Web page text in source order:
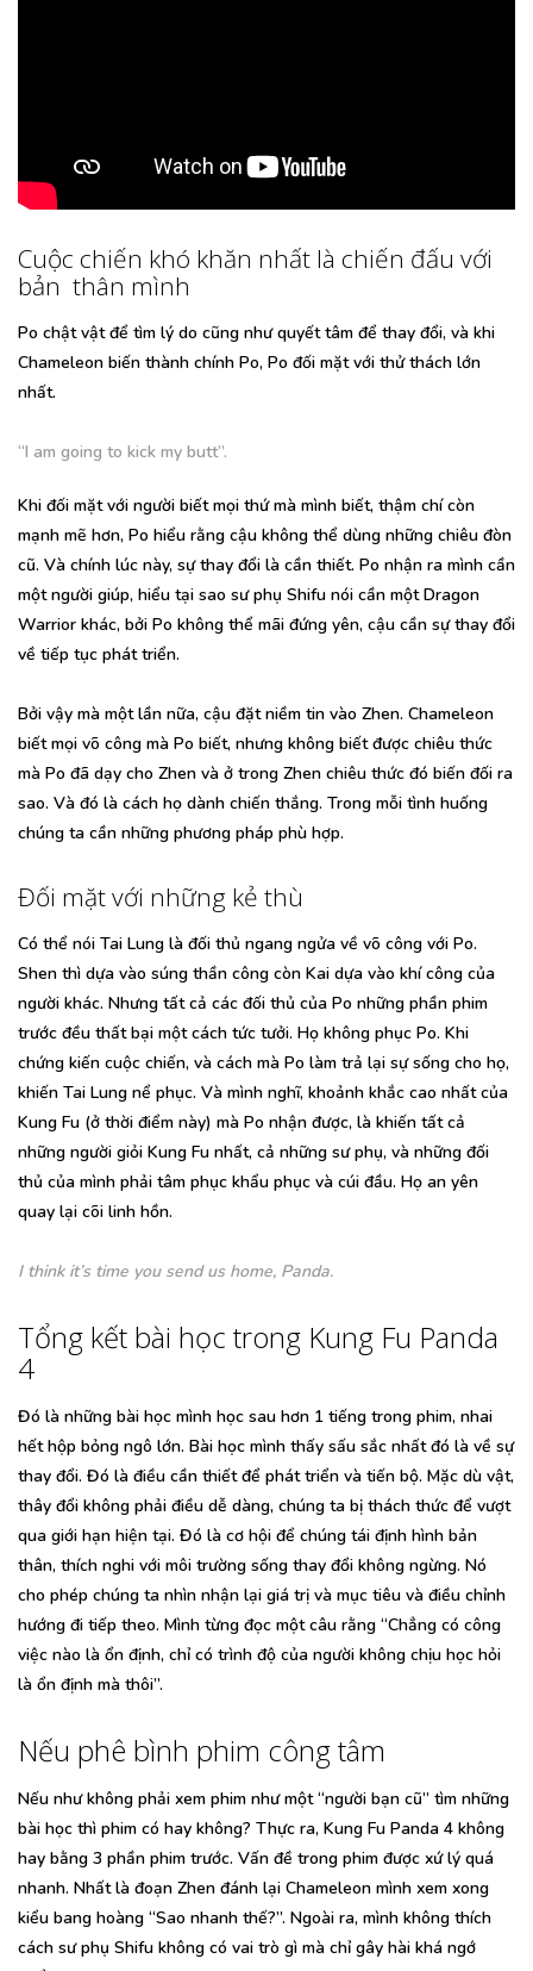
Cuộc chiến khó khăn nhất là chiến đấu với
bản thân mình
Po chật vật để tìm lý do cũng như quyết tâm để thay đổi, và khi
Chameleon biến thành chính Po, Po đối mặt với thử thách lớn
nhất.
“I am going to kick my butt”.
Khi đối mặt với người biết mọi thứ mà mình biết, thậm chí còn
mạnh mẽ hơn, Po hiểu rằng cậu không thể dùng những chiêu đòn
cũ. Và chính lúc này, sự thay đổi là cần thiết. Po nhận ra mình cần
một người giúp, hiểu tại sao sư phụ Shifu nói cần một Dragon
Warrior khác, bởi Po không thể mãi đứng yên, cậu cần sự thay đổi
về tiếp tục phát triển.
Bởi vậy mà một lần nữa, cậu đặt niềm tin vào Zhen. Chameleon
biết mọi võ công mà Po biết, nhưng không biết được chiêu thức
mà Po đã dạy cho Zhen và ở trong Zhen chiêu thức đó biến đối ra
sao. Và đó là cách họ dành chiến thắng. Trong mỗi tình huống
chúng ta cần những phương pháp phù hợp.
Đối mặt với những kẻ thù
Có thể nói Tai Lung là đối thủ ngang ngửa về võ công với Po.
Shen thì dựa vào súng thần công còn Kai dựa vào khí công của
người khác. Nhưng tất cả các đối thủ của Po những phần phim
trước đều thất bại một cách tức tưởi. Họ không phục Po. Khi
chứng kiến cuộc chiến, và cách mà Po làm trả lại sự sống cho họ,
khiến Tai Lung nể phục. Và mình nghĩ, khoảnh khắc cao nhất của
Kung Fu (ở thời điểm này) mà Po nhận được, là khiến tất cả
những người giỏi Kung Fu nhất, cả những sư phụ, và những đối
thủ của mình phải tâm phục khẩu phục và cúi đầu. Họ an yên
quay lại cõi linh hồn.
I think it’s time you send us home, Panda.
Tổng kết bài học trong Kung Fu Panda
4
Đó là những bài học mình học sau hơn 1 tiếng trong phim, nhai
hết hộp bỏng ngô lớn. Bài học mình thấy sấu sắc nhất đó là về sự
thay đổi. Đó là điều cần thiết để phát triển và tiến bộ. Mặc dù vật,
thây đổi không phải điều dễ dàng, chúng ta bị thách thức để vượt
qua giới hạn hiện tại. Đó là cơ hội để chúng tái định hình bản
thân, thích nghi với môi trường sống thay đổi không ngừng. Nó
cho phép chúng ta nhìn nhận lại giá trị và mục tiêu và điều chỉnh
hướng đi tiếp theo. Mình từng đọc một câu rằng “Chẳng có công
việc nào là ổn định, chỉ có trình độ của người không chịu học hỏi
là ổn định mà thôi”.
Nếu phê bình phim công tâm
Nếu như không phải xem phim như một “người bạn cũ” tìm những
bài học thì phim có hay không? Thực ra, Kung Fu Panda 4 không
hay bằng 3 phần phim trước. Vấn đề trong phim được xứ lý quá
nhanh. Nhất là đoạn Zhen đánh lại Chameleon mình xem xong
kiểu bang hoàng “Sao nhanh thế?”. Ngoài ra, mình không thích
cách sư phụ Shifu không có vai trò gì mà chỉ gây hài khá ngớ